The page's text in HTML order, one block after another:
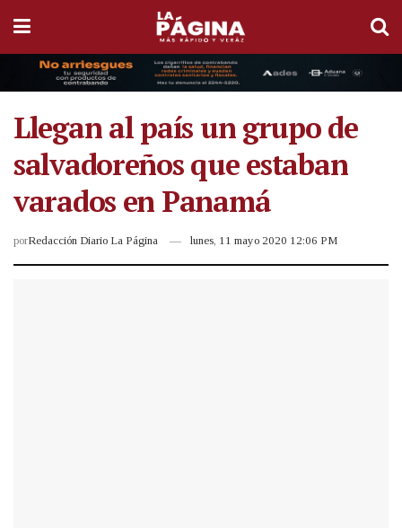
Llegan al país un grupo de
salvadoreños que estaban
varados en Panamá
porRedacción Diario La Página lunes, 11 mayo 2020 12:06 PM